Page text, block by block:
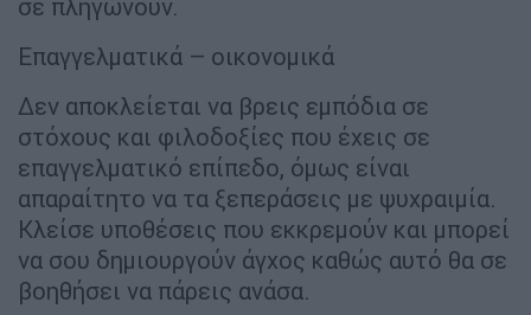
σε πληγώνουν.
Επαγγελματικά – οικονομικά
Δεν αποκλείεται να βρεις εμπόδια σε
στόχους και φιλοδοξίες που έχεις σε
επαγγελματικό επίπεδο, όμως είναι
απαραίτητο να τα ξεπεράσεις με ψυχραιμία.
Κλείσε υποθέσεις που εκκρεμούν και μπορεί
να σου δημιουργούν άγχος καθώς αυτό θα σε
βοηθήσει να πάρεις ανάσα.